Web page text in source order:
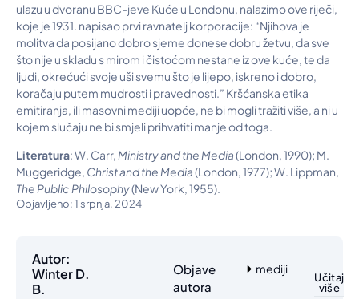
ulazu u dvoranu BBC-jeve Kuće u Londonu, nalazimo ove riječi,
koje je 1931. napisao prvi ravnatelj korporacije: “Njihova je
molitva da posijano dobro sjeme donese dobru žetvu, da sve
što nije u skladu s mirom i čistoćom nestane iz ove kuće, te da
ljudi, okrećući svoje uši svemu što je lijepo, iskreno i dobro,
koračaju putem mudrosti i pravednosti.” Kršćanska etika
emitiranja, ili masovni mediji uopće, ne bi mogli tražiti više, a ni u
kojem slučaju ne bi smjeli prihvatiti manje od toga.
Literatura: W. Carr, Ministry and the Media(London, 1990); M.
Muggeridge, Christ and the Media(London, 1977); W. Lippman,
The Public Philosophy(New York, 1955).
Objavljeno: 1 srpnja, 2024
Autor:
Winter D.
B.
Objave
autora
mediji
Učitaj
više